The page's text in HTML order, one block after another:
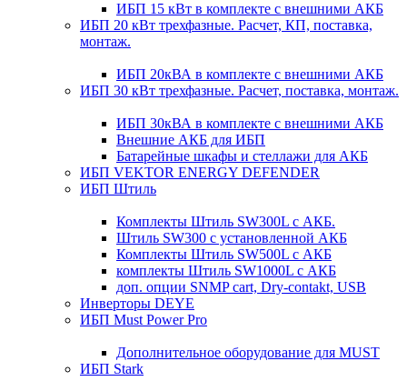
ИБП 15 кВт в комплекте с внешними АКБ
ИБП 20 кВт трехфазные. Расчет, КП, поставка,
монтаж.
ИБП 20кВА в комплекте с внешними АКБ
ИБП 30 кВт трехфазные. Расчет, поставка, монтаж.
ИБП 30кВА в комплекте с внешними АКБ
Внешние АКБ для ИБП
Батарейные шкафы и стеллажи для АКБ
ИБП VEKTOR ENERGY DEFENDER
ИБП Штиль
Комплекты Штиль SW300L с АКБ.
Штиль SW300 с установленной АКБ
Комплекты Штиль SW500L с АКБ
комплекты Штиль SW1000L с АКБ
доп. опции SNMP cart, Dry-contakt, USB
Инверторы DEYE
ИБП Must Power Pro
Дополнительное оборудование для MUST
ИБП Stark